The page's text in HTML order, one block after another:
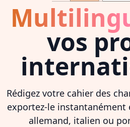
vos
Rédigez votre cahier des
exportez-le instantanément
allemand, italien ou